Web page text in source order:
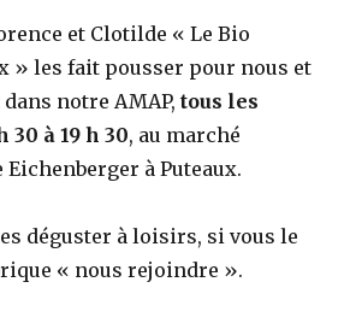
et Clotilde « Le Bio
» les fait pousser pour nous et
notre AMAP,tous les
30 à 19 h 30, au marché
Eichenberger à Puteaux.
déguster à loisirs, si vous le
« nous rejoindre ».